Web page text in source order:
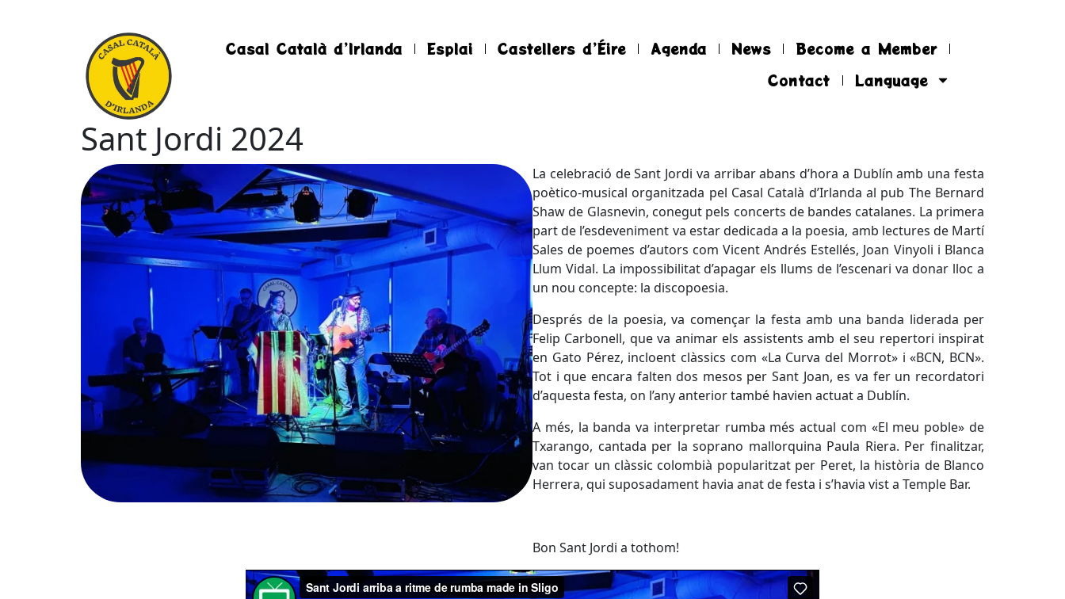
Casal Català d’Irlanda Esplai Castellers d’Éire Agenda News
Become a Member
Contact
Language
Sant Jordi 2024
La celebració de Sant Jordi va arribar abans d’hora a Dublín amb una festa
poètico-musical organitzada pel Casal Català d’Irlanda al pub The Bernard
Shaw de Glasnevin, conegut pels concerts de bandes catalanes. La primera
part de l’esdeveniment va estar dedicada a la poesia, amb lectures de Martí
Sales de poemes d’autors com Vicent Andrés Estellés, Joan Vinyoli i Blanca
Llum Vidal. La impossibilitat d’apagar els llums de l’escenari va donar lloc a
un nou concepte: la discopoesia.
Després de la poesia, va començar la festa amb una banda liderada per
Felip Carbonell, que va animar els assistents amb el seu repertori inspirat
en Gato Pérez, incloent clàssics com «La Curva del Morrot» i «BCN, BCN».
Tot i que encara falten dos mesos per Sant Joan, es va fer un recordatori
d’aquesta festa, on l’any anterior també havien actuat a Dublín.
A més, la banda va interpretar rumba més actual com «El meu poble» de
Txarango, cantada per la soprano mallorquina Paula Riera. Per finalitzar,
van tocar un clàssic colombià popularitzat per Peret, la història de Blanco
Herrera, qui suposadament havia anat de festa i s’havia vist a Temple Bar.
Bon Sant Jordi a tothom!